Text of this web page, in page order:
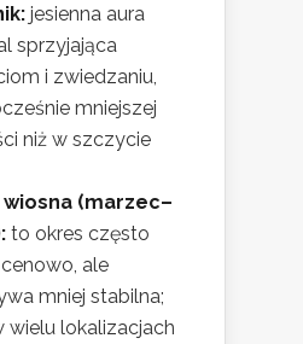
jesienna aura
sprzyjająca
i zwiedzaniu,
mniejszej
niż w szczycie
(marzec–
to okres często
ale
mniej stabilna;
wielu lokalizacjach